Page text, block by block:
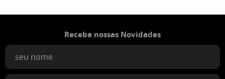
Receba nossas Novidades